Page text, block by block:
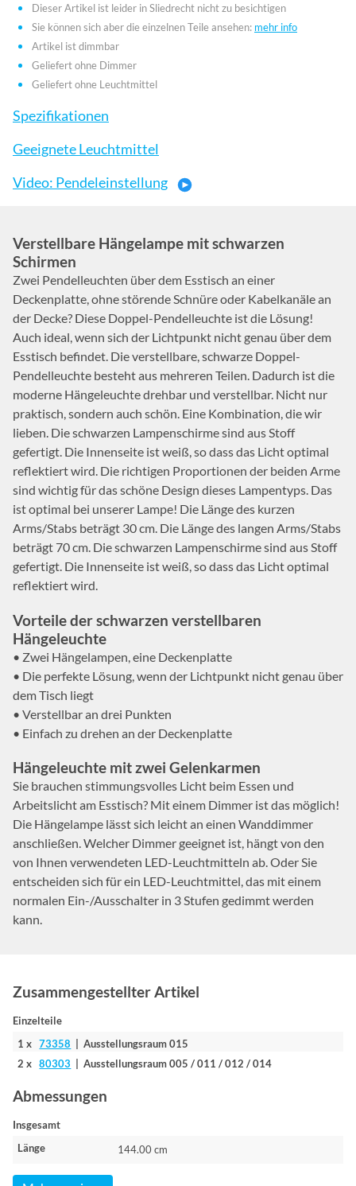
Dieser Artikel ist leider in Sliedrecht nicht zu besichtigen
Sie können sich aber die einzelnen Teile ansehen: mehr info
Artikel ist dimmbar
Geliefert ohne Dimmer
Geliefert ohne Leuchtmittel
Spezifikationen
Geeignete Leuchtmittel
Video: Pendeleinstellung
Verstellbare Hängelampe mit schwarzen
Schirmen
Zwei Pendelleuchten über dem Esstisch an einer
Deckenplatte, ohne störende Schnüre oder Kabelkanäle an
der Decke? Diese Doppel-Pendelleuchte ist die Lösung!
Auch ideal, wenn sich der Lichtpunkt nicht genau über dem
Esstisch befindet. Die verstellbare, schwarze Doppel-
Pendelleuchte besteht aus mehreren Teilen. Dadurch ist die
moderne Hängeleuchte drehbar und verstellbar. Nicht nur
praktisch, sondern auch schön. Eine Kombination, die wir
lieben. Die schwarzen Lampenschirme sind aus Stoff
gefertigt. Die Innenseite ist weiß, so dass das Licht optimal
reflektiert wird. Die richtigen Proportionen der beiden Arme
sind wichtig für das schöne Design dieses Lampentyps. Das
ist optimal bei unserer Lampe! Die Länge des kurzen
Arms/Stabs beträgt 30 cm. Die Länge des langen Arms/Stabs
beträgt 70 cm. Die schwarzen Lampenschirme sind aus Stoff
gefertigt. Die Innenseite ist weiß, so dass das Licht optimal
reflektiert wird.
Vorteile der schwarzen verstellbaren
Hängeleuchte
• Zwei Hängelampen, eine Deckenplatte
• Die perfekte Lösung, wenn der Lichtpunkt nicht genau über
dem Tisch liegt
• Verstellbar an drei Punkten
• Einfach zu drehen an der Deckenplatte
Hängeleuchte mit zwei Gelenkarmen
Sie brauchen stimmungsvolles Licht beim Essen und
Arbeitslicht am Esstisch? Mit einem Dimmer ist das möglich!
Die Hängelampe lässt sich leicht an einen Wanddimmer
anschließen. Welcher Dimmer geeignet ist, hängt von den
von Ihnen verwendeten LED-Leuchtmitteln ab. Oder Sie
entscheiden sich für ein LED-Leuchtmittel, das mit einem
normalen Ein-/Ausschalter in 3 Stufen gedimmt werden
kann.
Zusammengestellter Artikel
Einzelteile
1 x73358 | Ausstellungsraum 015
2 x80303 | Ausstellungsraum 005 / 011 / 012 / 014
Abmessungen
Insgesamt
Länge
144.00 cm